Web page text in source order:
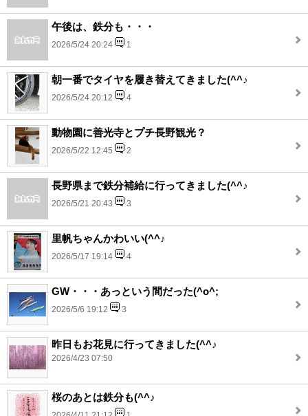
午後は、鉄分も・・・
2026/5/24 20:24 1
朝一番でタイヤを履き替えてきました(^^♪
2026/5/24 20:12 4
動物園に善光寺とプチ長野観光？
2026/5/22 12:45 2
長野県まで鉄分補給に行ってきました(^^♪
2026/5/21 20:43 3
里帆ちゃんかわいい(^^♪
2026/5/17 19:14 4
GW・・・あっという間だった(^o^;
2026/5/6 19:12 3
昨日もお花見に行ってきました(^^♪
2026/4/23 07:50
桜のあとは鉄分も(^^♪